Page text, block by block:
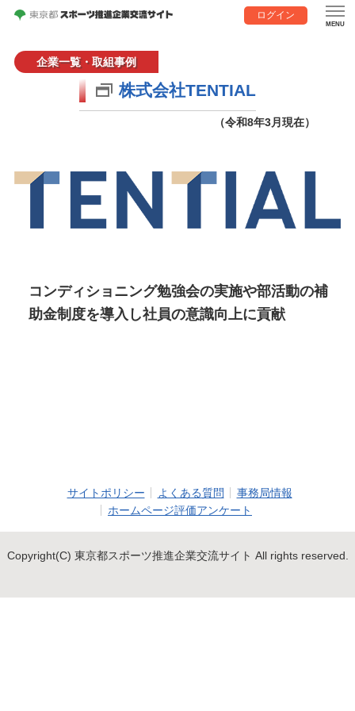
ログイン
企業一覧・取組事例
株式会社TENTIAL
（令和8年3月現在）
コンディショニング勉強会の実施や部活動の補
助金制度を導入し社員の意識向上に貢献
サイトポリシー よくある質問
事務局情報
ホームページ評価アンケート
Copyright(C) 東京都スポーツ推進企業交流サイト All rights reserved.